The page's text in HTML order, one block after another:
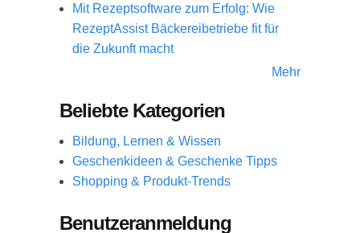
Mit Rezeptsoftware zum Erfolg: Wie
RezeptAssist Bäckereibetriebe fit für
die Zukunft macht
Mehr
Beliebte Kategorien
Bildung, Lernen & Wissen
Geschenkideen & Geschenke Tipps
Shopping & Produkt-Trends
Benutzeranmeldung